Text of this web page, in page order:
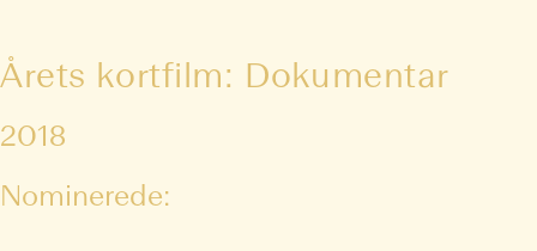
Årets kortfilm: Dokumentar
2018
Nominerede: